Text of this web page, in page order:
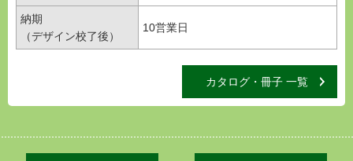
納期
（デザイン校了後）
10営業日
カタログ・冊子 一覧